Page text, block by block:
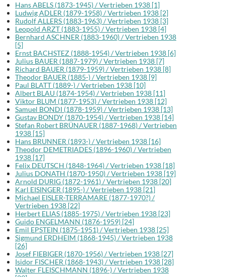
Hans ABELS (1873-1945) / Vertrieben 1938 [1]
Ludwig ADLER (1879-1958) / Vertrieben 1938 [2]
Rudolf ALLERS (1883-1963) / Vertrieben 1938 [3]
Leopold ARZT (1883-1955) / Vertrieben 1938 [4]
Bernhard ASCHNER (1883-1960) / Vertrieben 1938
[5]
Ernst BACHSTEZ (1888-1954) / Vertrieben 1938 [6]
Julius BAUER (1887-1979) / Vertrieben 1938 [7]
Richard BAUER (1879-1959) / Vertrieben 1938 [8]
Theodor BAUER (1885-) / Vertrieben 1938 [9]
Paul BLATT (1889-) / Vertrieben 1938 [10]
Albert BLAU (1874-1954) / Vertrieben 1938 [11]
Viktor BLUM (1877-1953) / Vertrieben 1938 [12]
Samuel BONDI (1878-1959) / Vertrieben 1938 [13]
Gustav BONDY (1870-1954) / Vertrieben 1938 [14]
Stefan Robert BRÜNAUER (1887-1968) / Vertrieben
1938 [15]
Hans BRUNNER (1893-) / Vertrieben 1938 [16]
Theodor DEMETRIADES (1896-1960) / Vertrieben
1938 [17]
Felix DEUTSCH (1848-1964) / Vertrieben 1938 [18]
Julius DONATH (1870-1950) / Vertrieben 1938 [19]
Arnold DURIG (1872-1961) / Vertrieben 1938 [20]
Karl EISINGER (1895-) / Vertrieben 1938 [21]
Michael EISLER-TERRAMARE (1877-1970?) /
Vertrieben 1938 [22]
Herbert ELIAS (1885-1975) / Vertrieben 1938 [23]
Guido ENGELMANN (1876-1959) [24]
Emil EPSTEIN (1875-1951) / Vertrieben 1938 [25]
Sigmund ERDHEIM (1868-1945) / Vertrieben 1938
[26]
Josef FIEBIGER (1870-1956) / Vertrieben 1938 [27]
Isidor FISCHER (1868-1943) / Vertrieben 1938 [28]
Walter FLEISCHMANN (1896-) / Vertrieben 1938